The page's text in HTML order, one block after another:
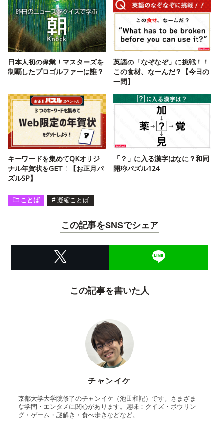
日本人初の偉業！マスターズを
制覇したプロゴルファーは誰？
英語の「なぞなぞ」に挑戦！！
この食材、なーんだ？【今日の
一問】
キーワードを集めてQKオリジ
ナル年賀状をGET！【お正月パ
ズルSP】
「？」に入る漢字はなに？和同
開珎パズル124
ことば # 凝縮ことば
この記事をSNSでシェア
この記事を書いた人
チャンイケ
京都大学大学院修了のチャンイケ（池田和記）です。さまざま
な学問・エンタメに関心があります。趣味：クイズ・ボウリン
グ・ゲーム・謎解き・食べ歩きなどなど。